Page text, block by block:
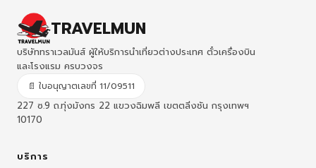
TRAVELMUN
บริษัททราเวลมันส์ ผู้ให้บริการนำเที่ยวต่างประเทศ ตั๋วเครื่องบิน
และโรงแรม ครบวงจร
📄 ใบอนุญาตเลขที่ 11/09511
227 ซ.9 ถ.ทุ่งมังกร 22 แขวงฉิมพลี เขตตลิ่งชัน กรุงเทพฯ
10170
บริการ